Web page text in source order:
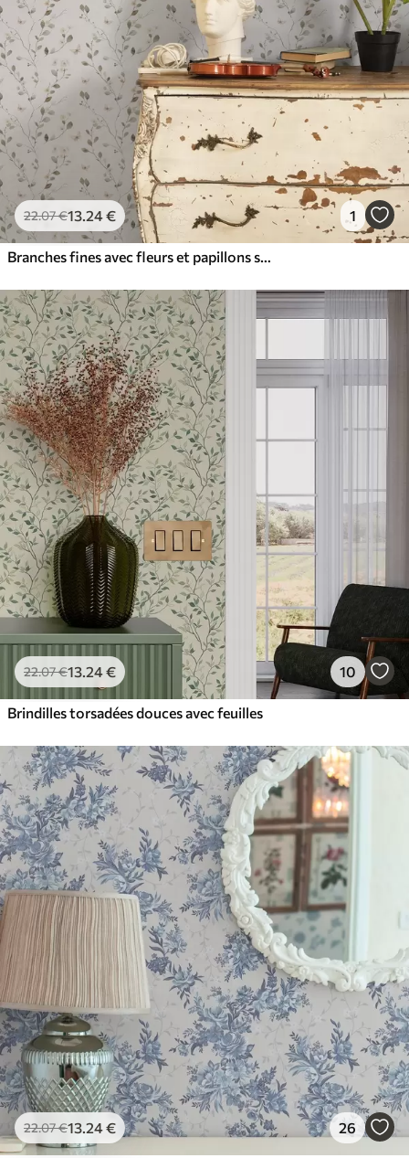
22.07€13.24€ 1
Branches fines avec fleurs et papillons sur fond blanc
22.07€13.24€ 10
Brindilles torsadées douces avec feuilles
22.07€13.24€ 26